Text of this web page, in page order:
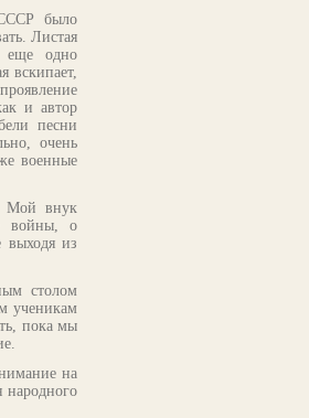
было
Листая
еще одно
вскипает,
и автор
песни
очень
военные
Мой внук
войны, о
выходя из
столом
ученикам
пока мы
на
народного